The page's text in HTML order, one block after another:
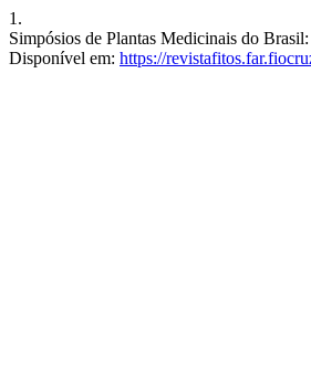
1.
Simpósios de Plantas Medicinais do
Disponível em: https://